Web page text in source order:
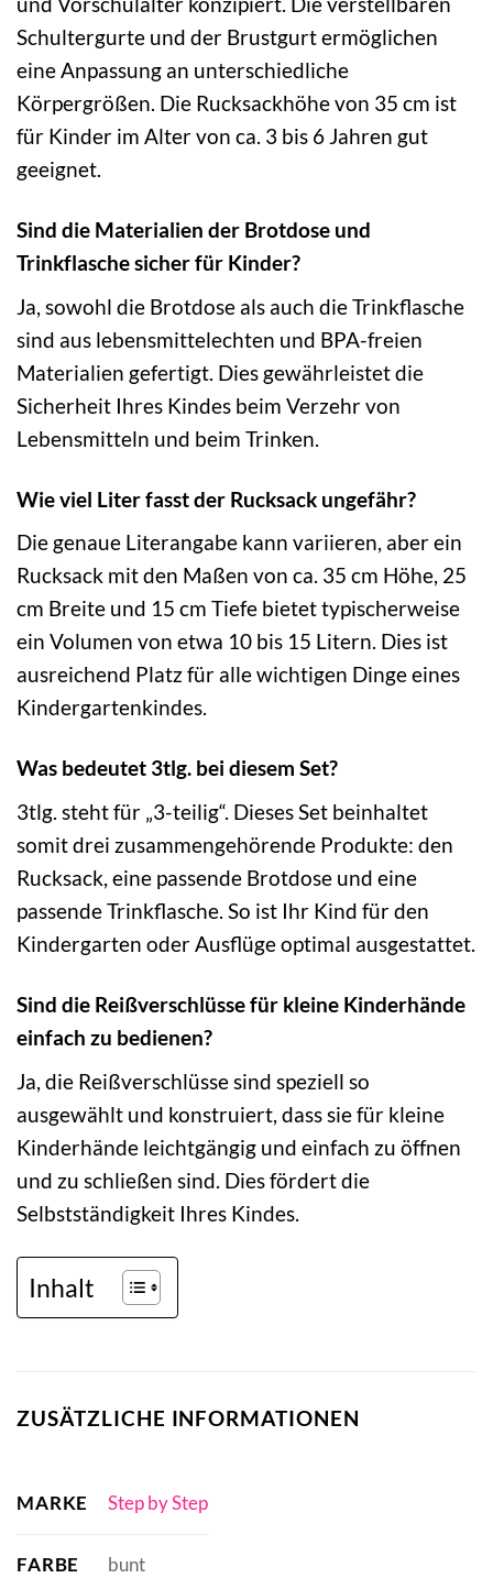
Schultergurte und der Brustgurt ermöglichen
eine Anpassung an unterschiedliche
Körpergrößen. Die Rucksackhöhe von 35 cm ist
für Kinder im Alter von ca. 3 bis 6 Jahren gut
geeignet.
Sind die Materialien der Brotdose und
Trinkflasche sicher für Kinder?
Ja, sowohl die Brotdose als auch die Trinkflasche
sind aus lebensmittelechten und BPA-freien
Materialien gefertigt. Dies gewährleistet die
Sicherheit Ihres Kindes beim Verzehr von
Lebensmitteln und beim Trinken.
Wie viel Liter fasst der Rucksack ungefähr?
Die genaue Literangabe kann variieren, aber ein
Rucksack mit den Maßen von ca. 35 cm Höhe, 25
cm Breite und 15 cm Tiefe bietet typischerweise
ein Volumen von etwa 10 bis 15 Litern. Dies ist
ausreichend Platz für alle wichtigen Dinge eines
Kindergartenkindes.
Was bedeutet 3tlg. bei diesem Set?
3tlg. steht für „3-teilig“. Dieses Set beinhaltet
somit drei zusammengehörende Produkte: den
Rucksack, eine passende Brotdose und eine
passende Trinkflasche. So ist Ihr Kind für den
Kindergarten oder Ausflüge optimal ausgestattet.
Sind die Reißverschlüsse für kleine Kinderhände
einfach zu bedienen?
Ja, die Reißverschlüsse sind speziell so
ausgewählt und konstruiert, dass sie für kleine
Kinderhände leichtgängig und einfach zu öffnen
und zu schließen sind. Dies fördert die
Selbstständigkeit Ihres Kindes.
Inhalt
ZUSÄTZLICHE INFORMATIONEN
MARKE Step by Step
FARBE bunt